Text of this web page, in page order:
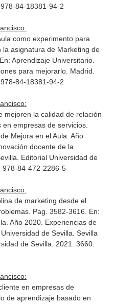
84-18381-94-2
como experimento para
la asignatura de Marketing de
En: Aprendizaje Universitario.
para mejorarlo. Madrid.
84-18381-94-2
mejoren la calidad de relación
empresas de servicios.
Mejora en el Aula. Año
docente de la
Editorial Universidad de
978-84-472-2286-5
de marketing desde el
Pag. 3582-3616. En:
Año 2020. Experiencias de
de Sevilla . Sevilla
de Sevilla. 2021. 3660.
en empresas de
de aprendizaje basado en